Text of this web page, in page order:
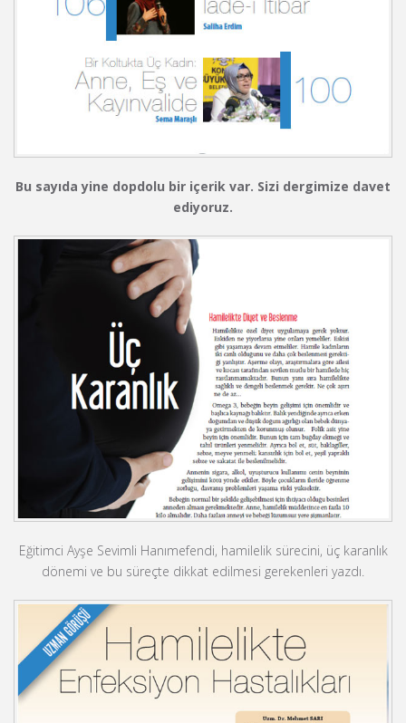
Bu sayıda yine dopdolu bir içerik var. Sizi dergimize davet
ediyoruz.
Eğitimci Ayşe Sevimli Hanımefendi, hamilelik sürecini, üç karanlık
dönemi ve bu süreçte dikkat edilmesi gerekenleri yazdı.